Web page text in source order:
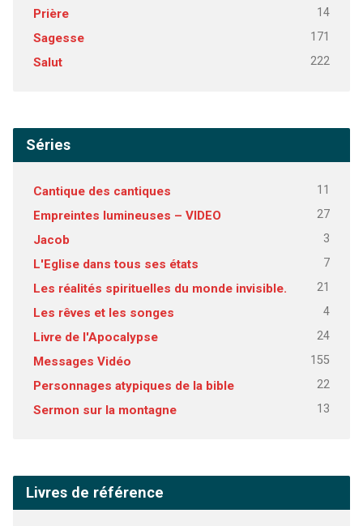
Prière 14
Sagesse 171
Salut 222
Séries
Cantique des cantiques 11
Empreintes lumineuses – VIDEO 27
Jacob 3
L'Eglise dans tous ses états 7
Les réalités spirituelles du monde invisible. 21
Les rêves et les songes 4
Livre de l'Apocalypse 24
Messages Vidéo 155
Personnages atypiques de la bible 22
Sermon sur la montagne 13
Livres de référence